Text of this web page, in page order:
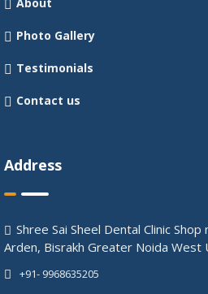
Photo Gallery
Testimonials
Contact us
Address
Shree Sai Sheel Dental Clinic
Arden, Bisrakh Greater Noida
+91- 9968635205